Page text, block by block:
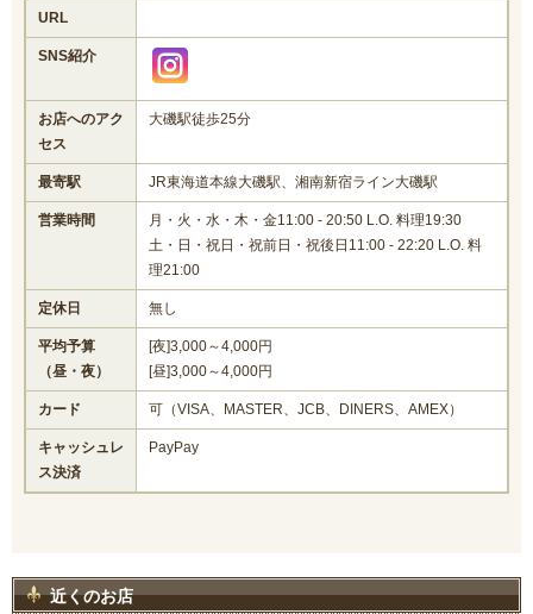
URL
SNS紹介
お店へのアク
セス
大磯駅徒歩25分
最寄駅 JR東海道本線大磯駅、湘南新宿ライン大磯駅
営業時間
月・火・水・木・金11:00 - 20:50 L.O. 料理19:30
土・日・祝日・祝前日・祝後日11:00 - 22:20 L.O. 料
理21:00
定休日 無し
平均予算
（昼・夜）
[夜]3,000～4,000円
[昼]3,000～4,000円
カード 可（VISA、MASTER、JCB、DINERS、AMEX）
キャッシュレ
ス決済
PayPay
近くのお店